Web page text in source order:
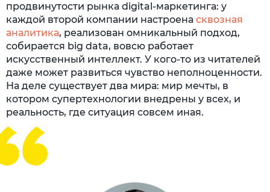
продвинутости рынка digital-маркетинга: у
каждой второй компании настроена сквозная
аналитика, реализован омникальный подход,
собирается big data, вовсю работает
искусственный интеллект. У кого-то из читателей
даже может развиться чувство неполноценности.
На деле существует два мира: мир мечты, в
котором супертехнологии внедрены у всех, и
реальность, где ситуация совсем иная.